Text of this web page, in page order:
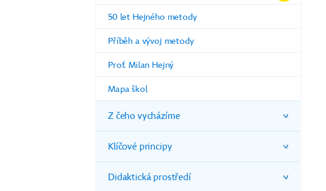
50 let Hejného metody
Příběh a vývoj metody
Prof. Milan Hejný
Mapa škol
Z čeho vycházíme
Klíčové principy
Didaktická prostředí